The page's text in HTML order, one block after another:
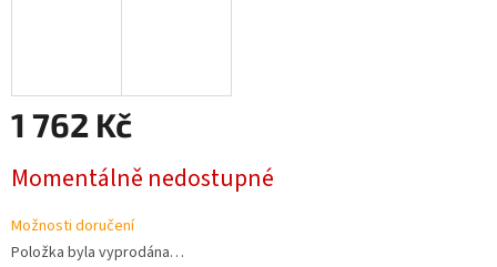
1 762 Kč
cena:
Momentálně nedostupné
Možnosti doručení
Položka byla vyprodána…